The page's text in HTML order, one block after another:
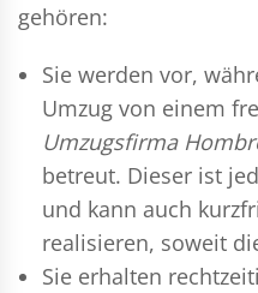
gehören:
Sie werden vor,
Umzug von einem
Umzugsfirma
betreut. Dieser ist
und kann auch
realisieren, soweit
Sie erhalten